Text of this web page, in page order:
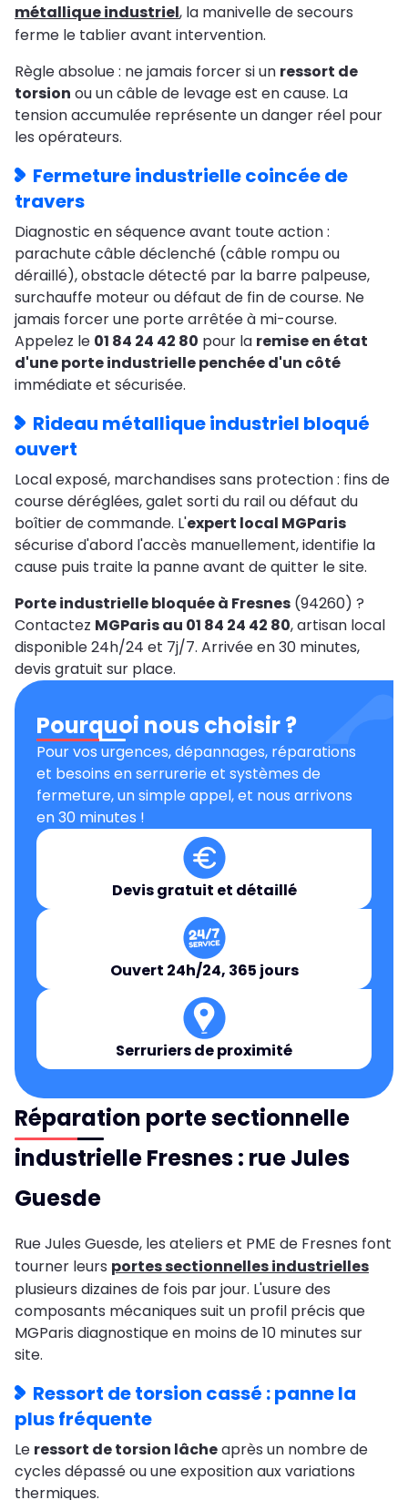
métallique industriel, la manivelle de secours
ferme le tablier avant intervention.
Règle absolue : ne jamais forcer si un ressort de
torsion ou un câble de levage est en cause. La
tension accumulée représente un danger réel pour
les opérateurs.
Fermeture industrielle coincée de
travers
Diagnostic en séquence avant toute action :
parachute câble déclenché (câble rompu ou
déraillé), obstacle détecté par la barre palpeuse,
surchauffe moteur ou défaut de fin de course. Ne
jamais forcer une porte arrêtée à mi-course.
Appelez le 01 84 24 42 80 pour la remise en état
d'une porte industrielle penchée d'un côté
immédiate et sécurisée.
Rideau métallique industriel bloqué
ouvert
Local exposé, marchandises sans protection : fins de
course déréglées, galet sorti du rail ou défaut du
boîtier de commande. L'expert local MGParis
sécurise d'abord l'accès manuellement, identifie la
cause puis traite la panne avant de quitter le site.
Porte industrielle bloquée à Fresnes (94260) ?
Contactez MGParis au 01 84 24 42 80, artisan local
disponible 24h/24 et 7j/7. Arrivée en 30 minutes,
devis gratuit sur place.
Pourquoi nous choisir ?
Pour vos urgences, dépannages, réparations
et besoins en serrurerie et systèmes de
fermeture, un simple appel, et nous arrivons
en 30 minutes !
Devis gratuit et détaillé
Ouvert 24h/24, 365 jours
Serruriers de proximité
Réparation porte sectionnelle
industrielle Fresnes : rue Jules
Guesde
Rue Jules Guesde, les ateliers et PME de Fresnes font
tourner leurs portes sectionnelles industrielles
plusieurs dizaines de fois par jour. L'usure des
composants mécaniques suit un profil précis que
MGParis diagnostique en moins de 10 minutes sur
site.
Ressort de torsion cassé : panne la
plus fréquente
Le ressort de torsion lâcheaprès un nombre de
cycles dépassé ou une exposition aux variations
thermiques.